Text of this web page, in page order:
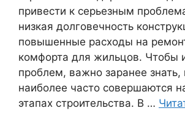
привести к серьезным
низкая долговечность
повышенные расходы на
комфорта для жильцов. Чтобы
проблем, важно заранее знать,
наиболее часто совершаются
этапах строительства. В …